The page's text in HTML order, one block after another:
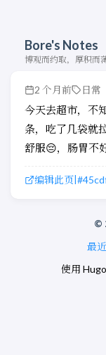
Bore's Notes
博观而约取，厚积而
2 个月前 日常
今天去超市，不
条，吃了几袋就
舒服😔，肠胃不
编辑此页
©
最
使用 Hugo